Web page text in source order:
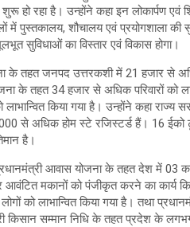
हो रहा है। उन्होंने कहा इन लोकार्पण
में पुस्तकालय, शौचालय एवं प्रयोगशाला की
सुविधाओं का विस्तार एवं विकास होगा।
के तहत जनपद उत्तरकशी में 21 हजार से
के तहत 34 हजार से अधिक परिवारों को
लाभान्वित किया गया है। उन्होंने कहा
से अधिक होम स्टे रजिस्टर्ड हैं। 16 ईको
है।
आवास योजना के तहत देश में
आवंटित मकानों को पंजीकृत करने का कार्य
को लाभान्वित किया गया है। तथा
किसान सम्मान निधि के तहत प्रदेश के